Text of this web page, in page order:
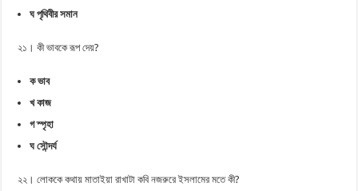
ঘ পৃথিবীর সমান
২১। কী ভাবকে রূপ দেয়?
ক ভাব
খ কাজ
গ স্পৃহা
ঘ সৌন্দর্য
২২। লোককে কথায় মাতাইয়া রাখাটা কবি নজরুরে ইসলামের মতে কী?